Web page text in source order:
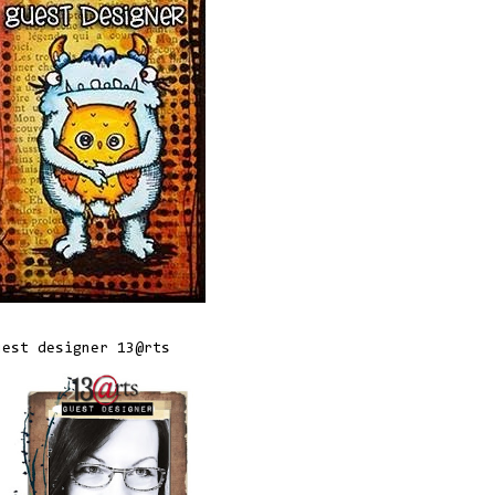
designer 13@rts